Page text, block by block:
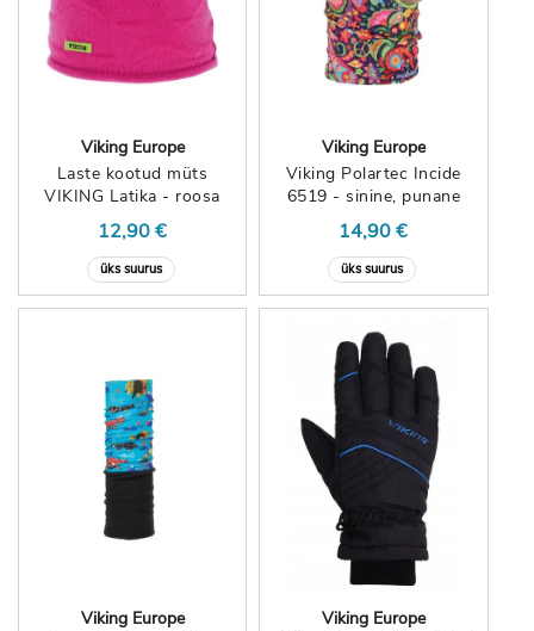
Viking Europe
Laste kootud müts
VIKING Latika - roosa
12,90 €
üks suurus
Viking Europe
Viking Polartec Incide
6519 - sinine, punane
14,90 €
üks suurus
Viking Europe
Viking Europe